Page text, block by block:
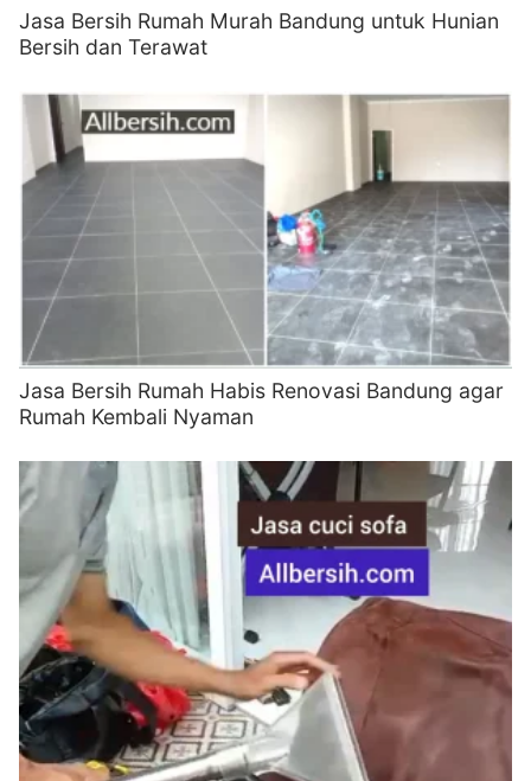
Jasa Bersih Rumah Murah Bandung untuk Hunian
Bersih dan Terawat
Jasa Bersih Rumah Habis Renovasi Bandung agar
Rumah Kembali Nyaman